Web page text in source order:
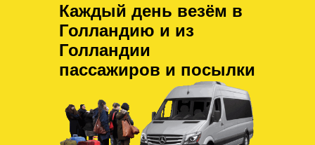
Каждый день везём в
Голландию и из
Голландии
пассажиров и посылки